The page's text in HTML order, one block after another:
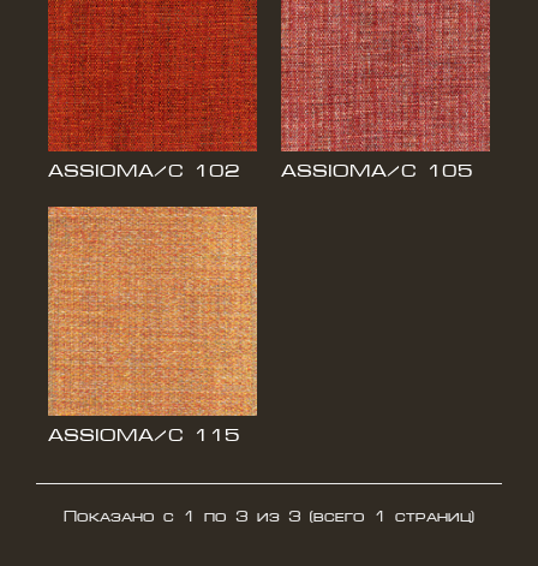
ASSIOMA/C 102 ASSIOMA/C 105
ASSIOMA/C 115
Показано с 1 по 3 из 3 (всего 1 страниц)